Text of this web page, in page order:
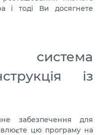
і тоді Ви досягнете
система
із
забезпечення для
цю програму на